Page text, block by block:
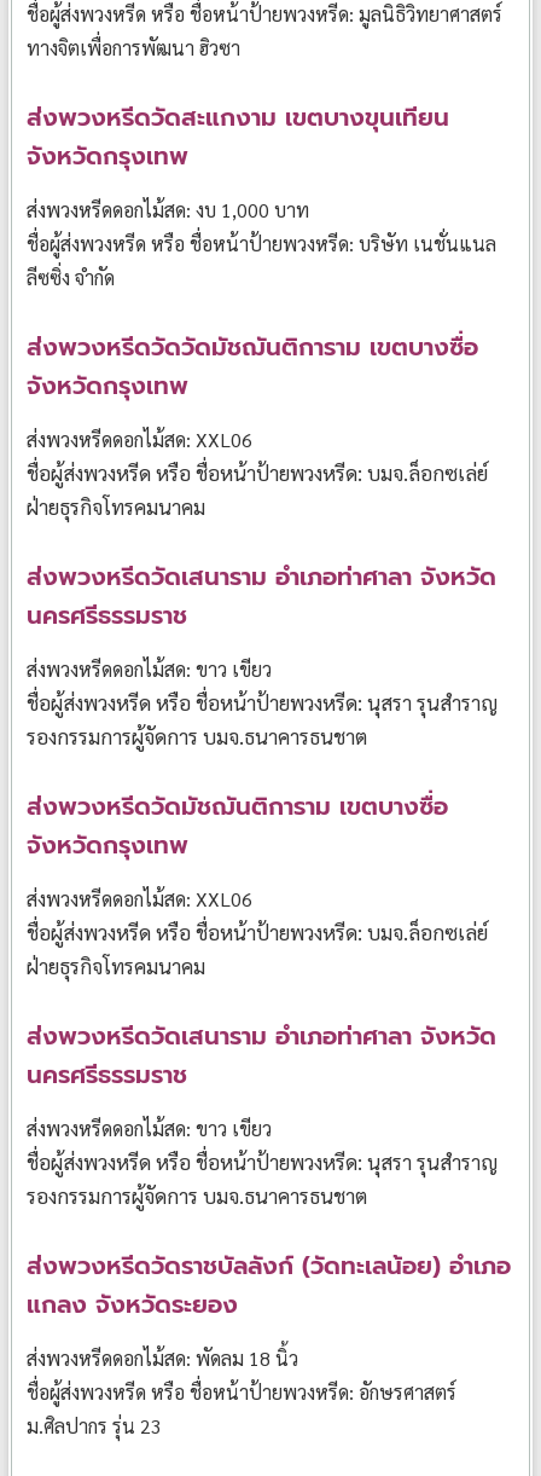
ชื่อผู้ส่งพวงหรีด หรือ ชื่อหน้าป้ายพวงหรีด: มูลนิธิวิทยาศาสตร์
ทางจิตเพื่อการพัฒนา ฮิวซา
ส่งพวงหรีดวัดสะแกงาม เขตบางขุนเทียน
จังหวัดกรุงเทพ
ส่งพวงหรีดดอกไม้สด: งบ 1,000 บาท
ชื่อผู้ส่งพวงหรีด หรือ ชื่อหน้าป้ายพวงหรีด: บริษัท เนชั่นแนล
ลีซซิ่ง จำกัด
ส่งพวงหรีดวัดวัดมัชฌันติการาม เขตบางซื่อ
จังหวัดกรุงเทพ
ส่งพวงหรีดดอกไม้สด: XXL06
ชื่อผู้ส่งพวงหรีด หรือ ชื่อหน้าป้ายพวงหรีด: บมจ.ล็อกซเล่ย์
ฝ่ายธุรกิจโทรคมนาคม
ส่งพวงหรีดวัดเสนาราม อำเภอท่าศาลา จังหวัด
นครศรีธรรมราช
ส่งพวงหรีดดอกไม้สด: ขาว เขียว
ชื่อผู้ส่งพวงหรีด หรือ ชื่อหน้าป้ายพวงหรีด: นุสรา รุนสำราญ
รองกรรมการผู้จัดการ บมจ.ธนาคารธนชาต
ส่งพวงหรีดวัดมัชฌันติการาม เขตบางซื่อ
จังหวัดกรุงเทพ
ส่งพวงหรีดดอกไม้สด: XXL06
ชื่อผู้ส่งพวงหรีด หรือ ชื่อหน้าป้ายพวงหรีด: บมจ.ล็อกซเล่ย์
ฝ่ายธุรกิจโทรคมนาคม
ส่งพวงหรีดวัดเสนาราม อำเภอท่าศาลา จังหวัด
นครศรีธรรมราช
ส่งพวงหรีดดอกไม้สด: ขาว เขียว
ชื่อผู้ส่งพวงหรีด หรือ ชื่อหน้าป้ายพวงหรีด: นุสรา รุนสำราญ
รองกรรมการผู้จัดการ บมจ.ธนาคารธนชาต
ส่งพวงหรีดวัดราชบัลลังก์ (วัดทะเลน้อย) อำเภอ
แกลง จังหวัดระยอง
ส่งพวงหรีดดอกไม้สด: พัดลม 18 นิ้ว
ชื่อผู้ส่งพวงหรีด หรือ ชื่อหน้าป้ายพวงหรีด: อักษรศาสตร์
ม.ศิลปากร รุ่น 23